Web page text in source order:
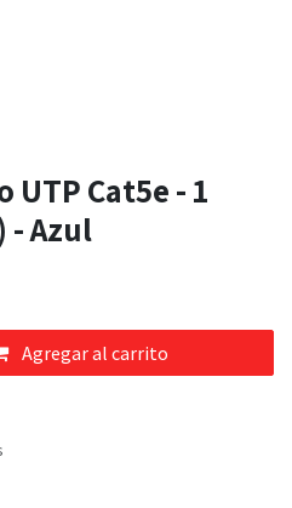
UTP Cat5e - 1
- Azul
Agregar al carrito